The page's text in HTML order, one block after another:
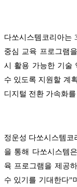
다쏘시스템코리아는
중심 교육 프로그램
시 활용 가능한 기술
수 있도록 지원할 계
디지털 전환 가속화
정운성 다쏘시스템코
을 통해 다쏘시스템
육 프로그램을 제공
수 있기를 기대한다”